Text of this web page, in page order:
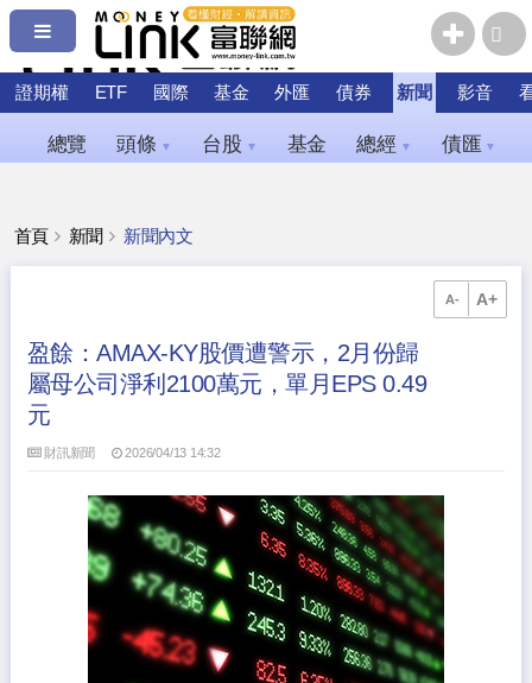
證期權 ETF 國際 基金 外匯 債券 新聞 影音
總覽 頭條 ▼ 台股 ▼ 基金 總經 ▼ 債匯 ▼
首頁 新聞 新聞內文
A- A+
盈餘：AMAX-KY股價遭警示，2月份歸
屬母公司淨利2100萬元，單月EPS 0.49
元
財訊新聞 2026/04/13 14:32